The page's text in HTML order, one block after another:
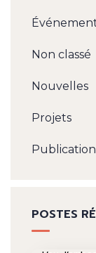
Non classé
Nouvelles
Projets
POSTES